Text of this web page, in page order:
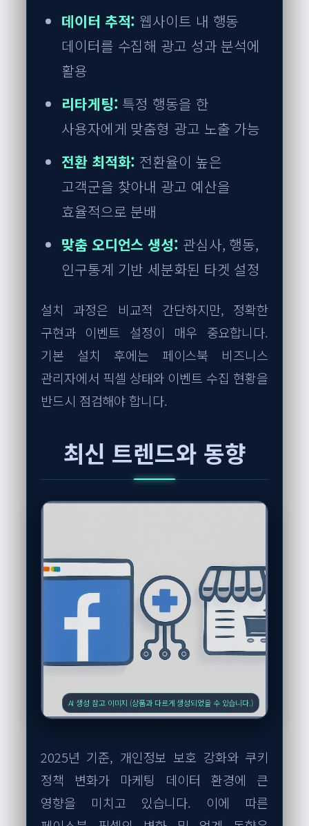
데이터 추적: 웹사이트 내 행동
데이터를 수집해 광고 성과 분석에
활용
리타게팅: 특정 행동을 한
사용자에게 맞춤형 광고 노출 가능
전환 최적화: 전환율이 높은
고객군을 찾아내 광고 예산을
효율적으로 분배
맞춤 오디언스 생성: 관심사, 행동,
인구통계 기반 세분화된 타겟 설정
설치 과정은 비교적 간단하지만, 정확한
구현과 이벤트 설정이 매우 중요합니다.
기본 설치 후에는 페이스북 비즈니스
관리자에서 픽셀 상태와 이벤트 수집 현황을
반드시 점검해야 합니다.
최신 트렌드와 동향
AI 생성 참고 이미지 (상품과 다르게 생성되었을 수 있습니다.)
2025년 기준, 개인정보 보호 강화와 쿠키
정책 변화가 마케팅 데이터 환경에 큰
영향을 미치고 있습니다. 이에 따른